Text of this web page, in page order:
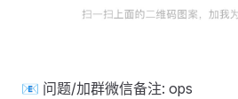
📧 问题/加群微信备注: ops